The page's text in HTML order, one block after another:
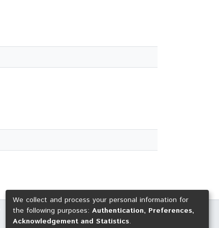
We collect and process your personal information for
the following purposes: Authentication, Preferences,
Acknowledgement and Statistics.